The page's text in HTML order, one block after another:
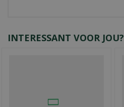
INTERESSANT VOOR JOU?